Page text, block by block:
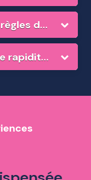
DDD ?
enseignées ?